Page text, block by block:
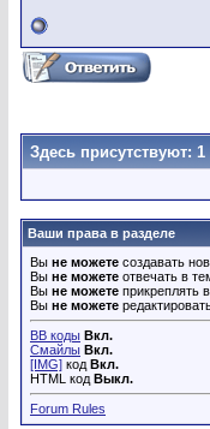
Здесь присутствуют: 1
Ваши права в разделе
Вы не можете создавать
Вы не можете отвечать в
Вы не можете прикреплять
Вы не можете
BB коды Вкл.
Смайлы Вкл.
[IMG] код Вкл.
HTML код Выкл.
Forum Rules